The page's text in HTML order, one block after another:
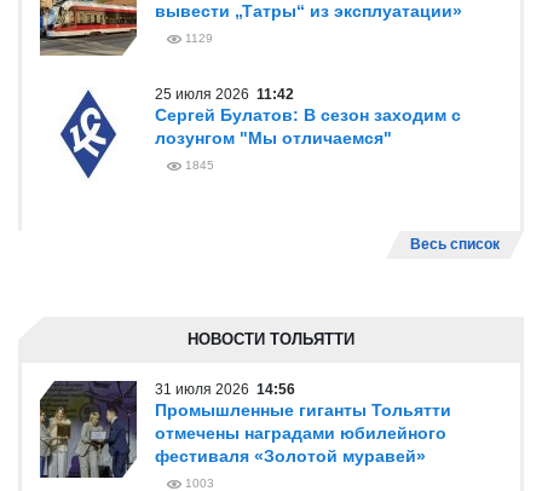
вывести „Татры“ из эксплуатации»
1129
25 июля 2026 11:42
Сергей Булатов: В сезон заходим с
лозунгом "Мы отличаемся"
1845
Весь список
НОВОСТИ ТОЛЬЯТТИ
31 июля 2026 14:56
Промышленные гиганты Тольятти
отмечены наградами юбилейного
фестиваля «Золотой муравей»
1003